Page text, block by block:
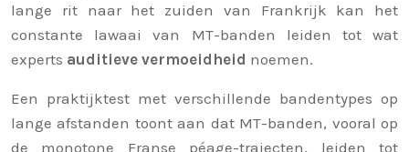
lange rit naar het zuiden van Frankrijk kan het
constante lawaai van MT-banden leiden tot wat
experts auditieve vermoeidheid noemen.
Een praktijktest met verschillende bandentypes op
lange afstanden toont aan dat MT-banden, vooral op
de monotone Franse péage-trajecten, leiden tot